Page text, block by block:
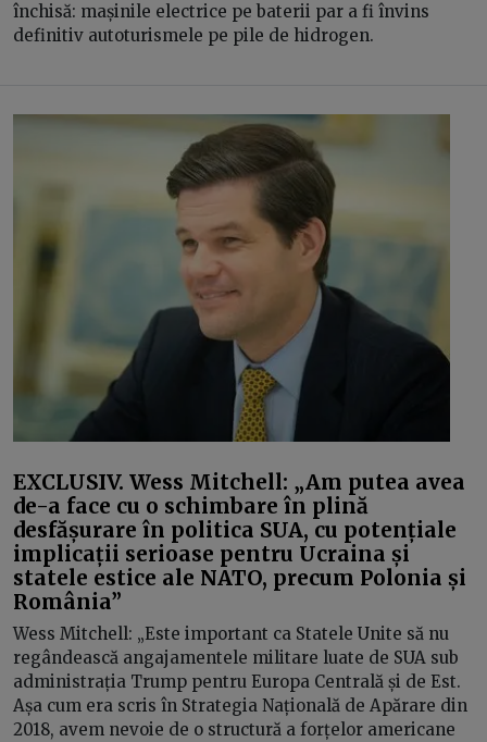
închisă: mașinile electrice pe baterii par a fi învins
definitiv autoturismele pe pile de hidrogen.
EXCLUSIV. Wess Mitchell: „Am putea avea
de-a face cu o schimbare în plină
desfășurare în politica SUA, cu potențiale
implicații serioase pentru Ucraina și
statele estice ale NATO, precum Polonia și
România”
Wess Mitchell: „Este important ca Statele Unite să nu
regândească angajamentele militare luate de SUA sub
administrația Trump pentru Europa Centrală și de Est.
Așa cum era scris în Strategia Națională de Apărare din
2018, avem nevoie de o structură a forțelor americane